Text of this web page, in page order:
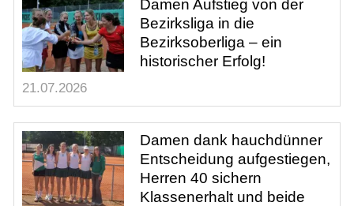
Gaststätte
Damen Aufstieg von der
Bezirksliga in die
Bezirksoberliga – ein
historischer Erfolg!
21.07.2026
Damen dank hauchdünner
Entscheidung aufgestiegen,
Herren 40 sichern
Klassenerhalt und beide